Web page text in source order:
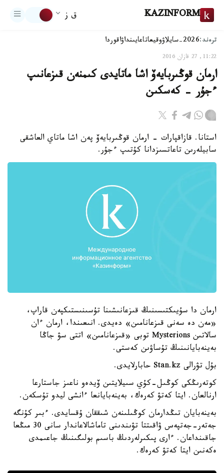
KAZINFORM ق ز
ترەند:2026-سايلاۋ وقيعاتاعايىنداۋاقوردا
11:22, 27 قازان 2016
ارمان قوڭىربايەۆ اشا ماتايدى كىمنەن قىزعانىپ
ءجۇر - كەسكىن
استانا. قازاقپارات - ارمان قوڭىربايەۆ پەن اشا ماتاي العاشقى
سابيلەرىن تاعاتسىزدانا كۇتىپ ءجۇر.
ارمان دا سۇيىكتىسىنىڭ قىزعانىشىنا تۇسىنىستىكپەن قاراپ،
«مەن دە سەنى قىزعانامىن» دەيدى. انىعىندا، ارمان ءان
سالاتىن Mysterions توبى «قىزعانامىن» اتتى سۋ جاڭا
بەينەبايانىنىڭ تۇساۋىن كەستى.
بۇل تۋرالى Stan.kz حابارلايدى.
كوتەرىڭكى كوڭىل-كۇي سىيلايتىن ۆيدەو ناعىز جاستارعا
ارنالعان. ايتا كەتۋ كەرەك، بەينەبايانعا ءانشى ليدو تۇسكەن.
بەينەبايان تىڭدارمان كوڭىلىنەن شىققان ۇقسايدى. ءبىر كۇنگە
جەتەر-جەتپەس ۋاقىتتا تۋىندىنى تاماشالاعاندار سانى 30 مىڭعا
جاقىنداعان. ءارى پىكىرلەردىڭ باسىم بولىگىنىڭ جاعىمدى
ەكەنىن ايتا كەتۋ كەرەك.